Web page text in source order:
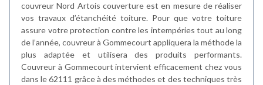
couvreur Nord Artois couverture est en mesure de réaliser
vos travaux d’étanchéité toiture. Pour que votre toiture
assure votre protection contre les intempéries tout au long
de l’année, couvreur à Gommecourt appliquera la méthode la
plus adaptée et utilisera des produits performants.
Couvreur à Gommecourt intervient efficacement chez vous
dans le 62111 grâce à des méthodes et des techniques très